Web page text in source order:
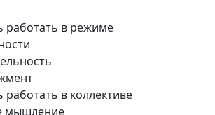
работать в режиме
работать в коллективе
мышление